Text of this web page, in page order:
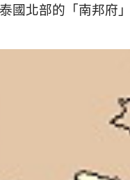
國北部的「南邦府